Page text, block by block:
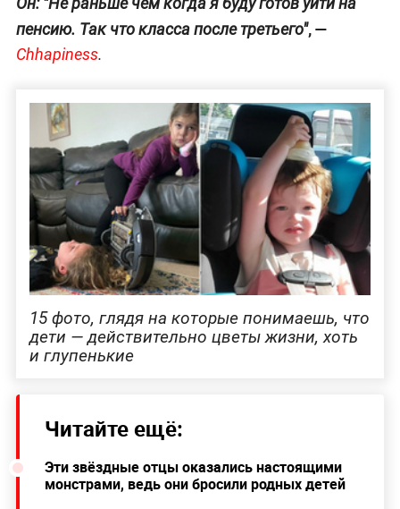
пенсию. Так что класса после третьего", —
Chhapiness.
15 фото, глядя на которые понимаешь, что
дети — действительно цветы жизни, хоть
и глупенькие
Читайте ещё:
Эти звёздные отцы оказались настоящими
монстрами, ведь они бросили родных детей